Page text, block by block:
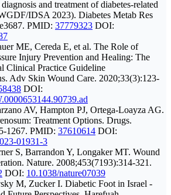
and treatment of diabetes-related
IDSA 2023). Diabetes Metab Res
PMID: 37779323 DOI:
ME, Cereda E, et al. The Role of
Injury Prevention and Healing: The
Clinical Practice Guideline
Adv Skin Wound Care. 2020;33(3):123-
DOI:
AV, Hampton PJ, Ortega-Loayza AG.
Treatment Options. Drugs.
1267. PMID: 37610614 DOI:
01931-3
S, Barrandon Y, Longaker MT. Wound
Nature. 2008;453(7193):314-321.
DOI: 10.1038/nature07039
M, Zucker I. Diabetic Foot in Israel -